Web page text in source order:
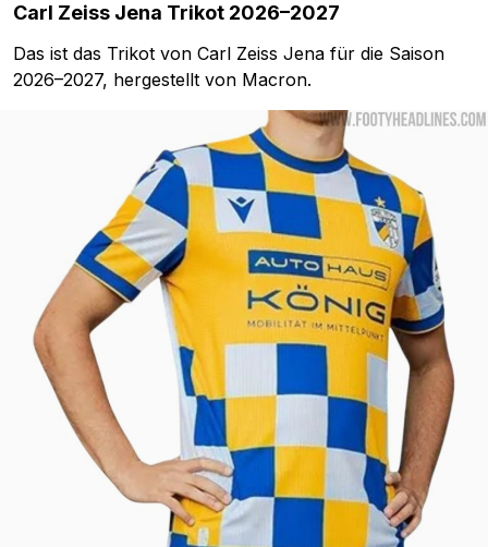
Carl Zeiss Jena Trikot 2026–2027
Das ist das Trikot von Carl Zeiss Jena für die Saison
2026–2027, hergestellt von Macron.